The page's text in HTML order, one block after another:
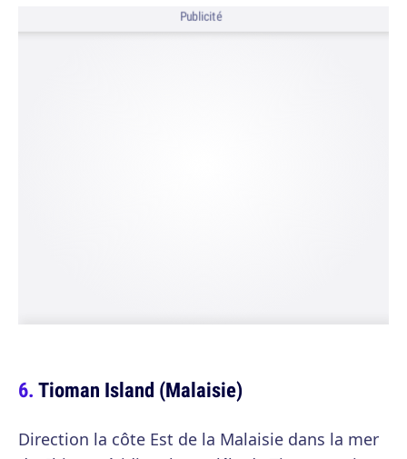
Publicité
Tioman Island (Malaisie)
Direction la côte Est de la Malaisie dans la mer